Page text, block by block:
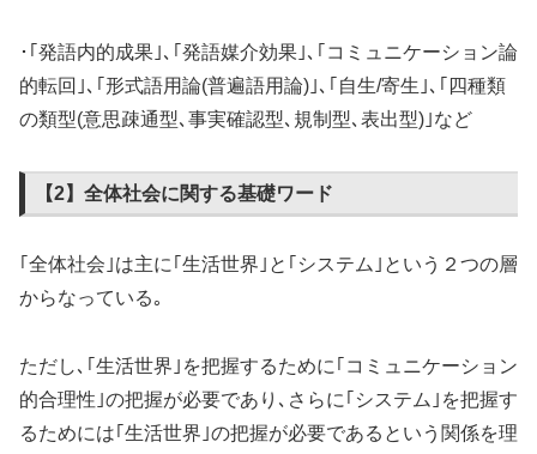
･｢発語内的成果｣､｢発語媒介効果｣､｢コミュニケーション論
的転回｣､｢形式語用論(普遍語用論)｣､｢自生/寄生｣､｢四種類
の類型(意思疎通型､事実確認型､規制型､表出型)｣など
【2】全体社会に関する基礎ワード
｢全体社会｣は主に｢生活世界｣と｢システム｣という２つの層
からなっている｡
ただし､｢生活世界｣を把握するために｢コミュニケーション
的合理性｣の把握が必要であり､さらに｢システム｣を把握す
るためには｢生活世界｣の把握が必要であるという関係を理